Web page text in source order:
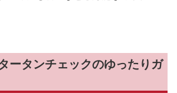
ータンチェックのゆったりガ